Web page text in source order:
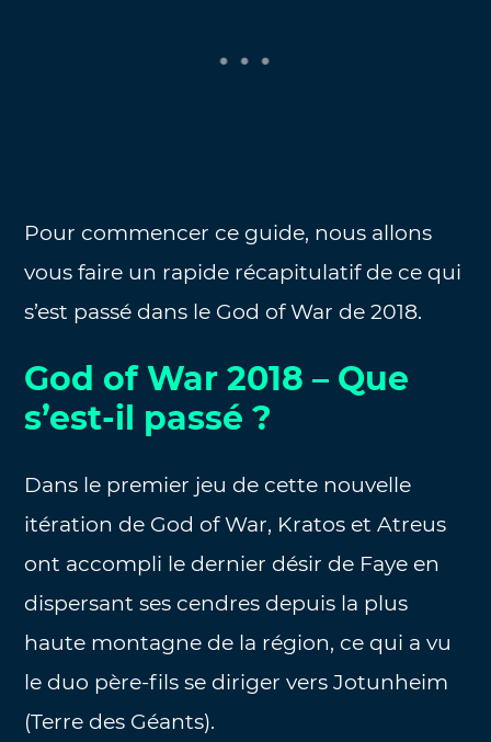
Pour commencer ce guide, nous allons
vous faire un rapide récapitulatif de ce qui
s’est passé dans le God of War de 2018.
God of War 2018 – Que
s’est-il passé ?
Dans le premier jeu de cette nouvelle
itération de God of War, Kratos et Atreus
ont accompli le dernier désir de Faye en
dispersant ses cendres depuis la plus
haute montagne de la région, ce qui a vu
le duo père-fils se diriger vers Jotunheim
(Terre des Géants).